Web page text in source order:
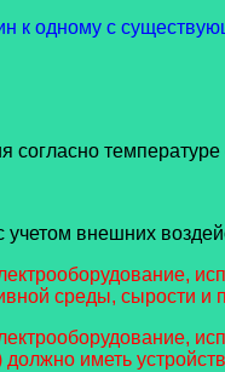
к одному с
согласно
внешних
среды, сырости и
должно иметь